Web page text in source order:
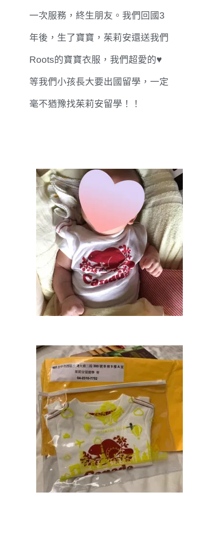
一次服務，終生朋友。我們回國3
年後，生了寶寶，茱莉安還送我們
Roots的寶寶衣服，我們超愛的♥
等我們小孩長大要出國留學，一定
毫不猶豫找茱莉安留學！！